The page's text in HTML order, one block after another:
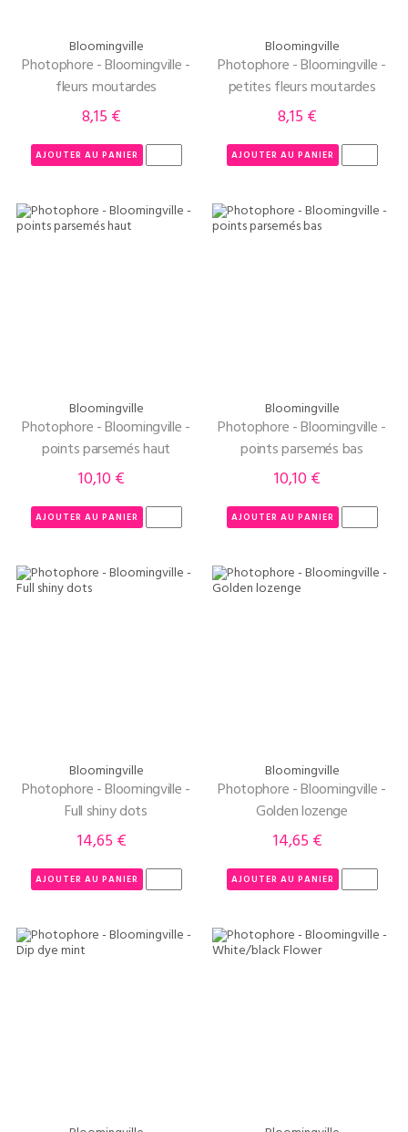
Bloomingville
Photophore - Bloomingville -
fleurs moutardes
Prix
8,15 €
AJOUTER AU PANIER
Bloomingville
Photophore - Bloomingville -
petites fleurs moutardes
Prix
8,15 €
AJOUTER AU PANIER
Bloomingville
Photophore - Bloomingville -
points parsemés haut
Prix
10,10 €
AJOUTER AU PANIER
Bloomingville
Photophore - Bloomingville -
points parsemés bas
Prix
10,10 €
AJOUTER AU PANIER
Bloomingville
Photophore - Bloomingville -
Full shiny dots
Prix
14,65 €
AJOUTER AU PANIER
Bloomingville
Photophore - Bloomingville -
Golden lozenge
Prix
14,65 €
AJOUTER AU PANIER